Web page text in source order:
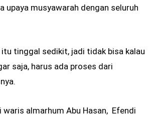
upaya musyawarah dengan seluruh
itu tinggal sedikit, jadi tidak bisa kalau
saja, harus ada proses dari
waris almarhum Abu Hasan, Efendi